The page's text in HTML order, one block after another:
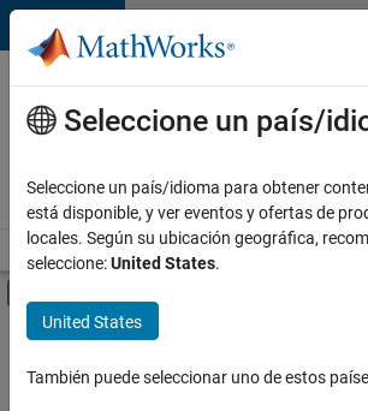
Saltar al contenido
Ofertas
de
empleo
MathWorks
Visión general Búsqueda de empleo
Contenido principal
FILTRADO POR
Seleccione un país/
Seleccione un país/idioma para obtener
está disponible, y ver eventos y ofertas de
locales. Según su ubicación geográfica,
seleccione:United States.
United States
También puede seleccionar uno de estos